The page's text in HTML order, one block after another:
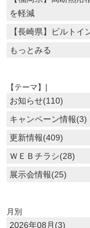
を軽減
【長崎県】ビルトイ
もっとみる
【テーマ】|
お知らせ(110)
キャンペーン情報(3)
更新情報(409)
ＷＥＢチラシ(28)
展示会情報(25)
月別
2026年08月(3)